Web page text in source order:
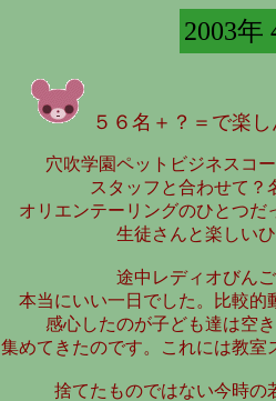
2003年
５６名＋？＝で楽
穴吹学園ペットビジネスコ
スタッフと合わせて？
オリエンテーリングのひとつだ
生徒さんと楽しい
途中レディオびんご
本当にいい一日でした。比較的
感心したのが子ども達は空
集めてきたのです。これには教室
捨てたものではない今時の